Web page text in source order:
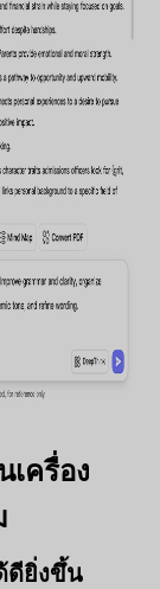
เครื่อง
ดียิ่งขึ้น